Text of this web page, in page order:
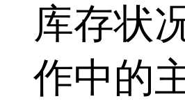
库存状
作中的